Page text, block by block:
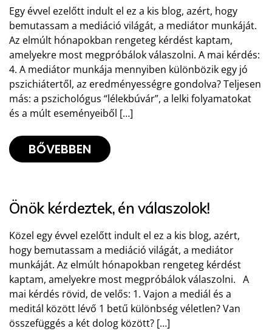
Egy évvel ezelőtt indult el ez a kis blog, azért, hogy
bemutassam a mediáció világát, a mediátor munkáját.
Az elmúlt hónapokban rengeteg kérdést kaptam,
amelyekre most megpróbálok válaszolni. A mai kérdés:
4. A mediátor munkája mennyiben különbözik egy jó
pszichiátertől, az eredményességre gondolva? Teljesen
más: a pszichológus “lélekbúvár”, a lelki folyamatokat
és a múlt eseményeiből […]
BŐVEBBEN
Önök kérdeztek, én válaszolok!
Közel egy évvel ezelőtt indult el ez a kis blog, azért,
hogy bemutassam a mediáció világát, a mediátor
munkáját. Az elmúlt hónapokban rengeteg kérdést
kaptam, amelyekre most megpróbálok válaszolni. A
mai kérdés rövid, de velős: 1. Vajon a mediál és a
meditál között lévő 1 betű különbség véletlen? Van
összefüggés a két dolog között? […]